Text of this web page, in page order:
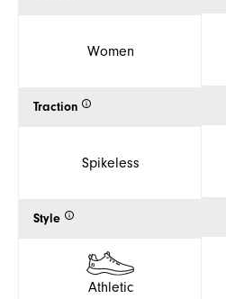
Women
Traction
Spikeless
Style
Athletic